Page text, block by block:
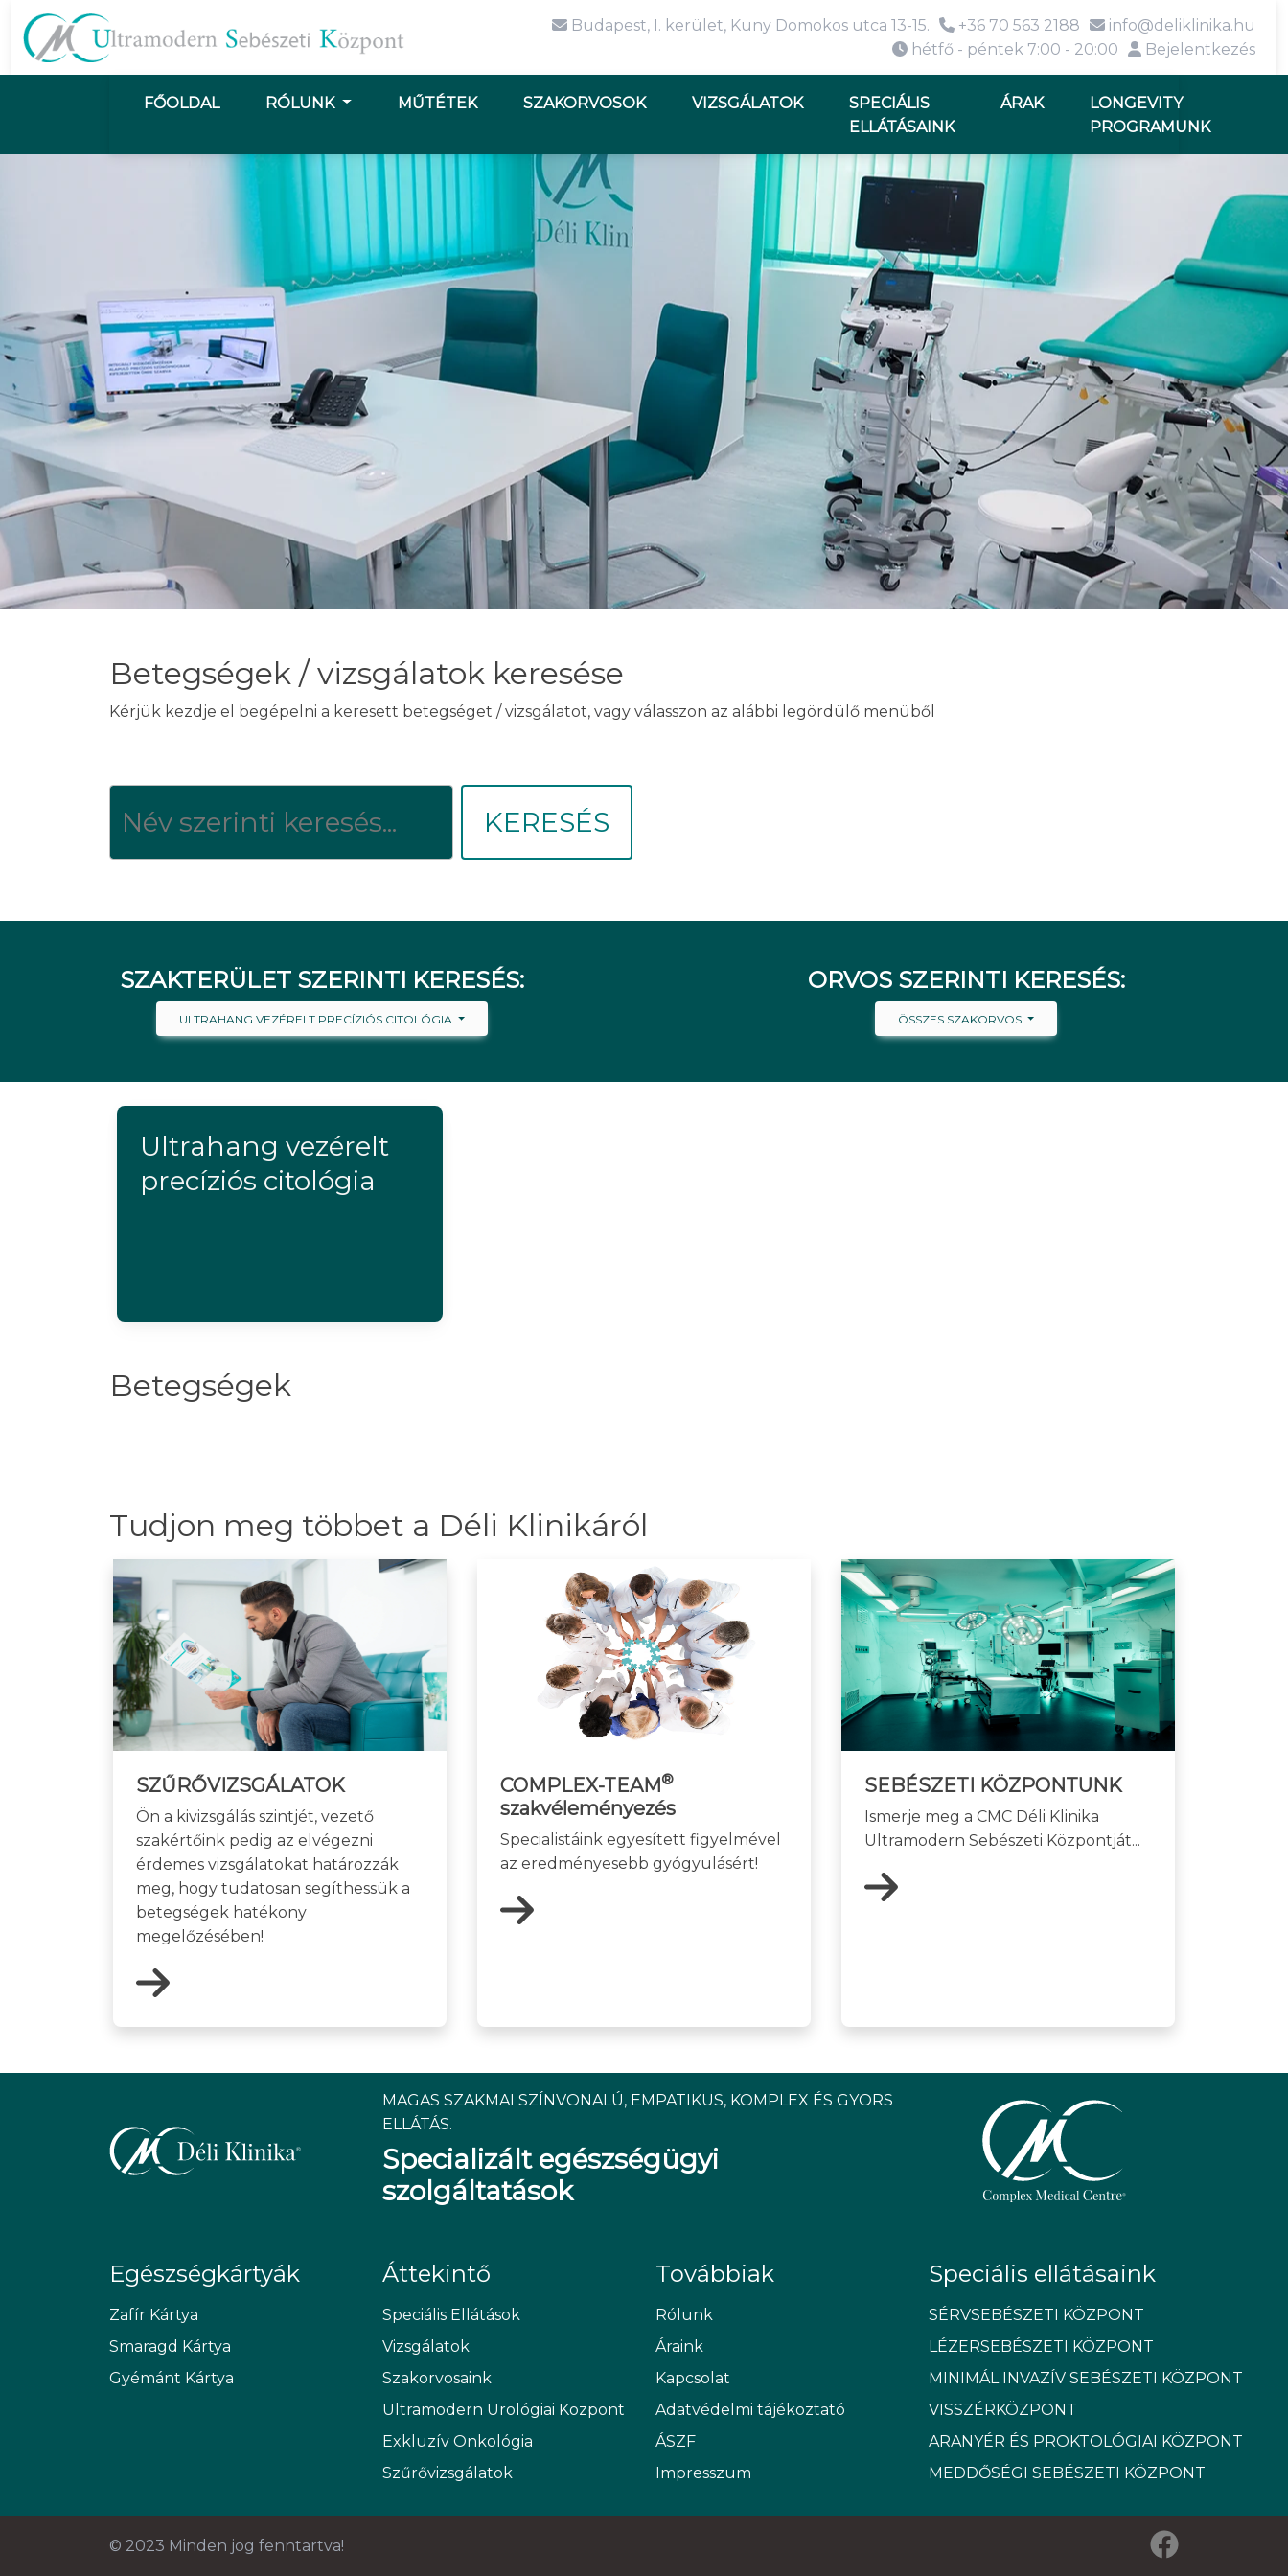
Budapest, I. kerület, Kuny Domokos utca 13-15. +36 70 563 2188
info@deliklinika.hu
hétfő - péntek 7:00 - 20:00
Bejelentkezés
FŐOLDAL RÓLUNK MŰTÉTEK SZAKORVOSOK VIZSGÁLATOK
SPECIÁLIS
ELLÁTÁSAINK
ÁRAK
LONGEVITY
PROGRAMUNK
Betegségek / vizsgálatok keresése
Kérjük kezdje el begépelni a keresett betegséget / vizsgálatot, vagy válasszon az alábbi legördülő menüből
KERESÉS
SZAKTERÜLET SZERINTI KERESÉS:
ULTRAHANG VEZÉRELT PRECÍZIÓS CITOLÓGIA
ORVOS SZERINTI KERESÉS:
ÖSSZES SZAKORVOS
Ultrahang vezérelt
precíziós citológia
Betegségek
Tudjon meg többet a Déli Klinikáról
SZŰRŐVIZSGÁLATOK
Ön a kivizsgálás szintjét, vezető
szakértőink pedig az elvégezni
érdemes vizsgálatokat határozzák
meg, hogy tudatosan segíthessük a
betegségek hatékony
megelőzésében!
COMPLEX-TEAM®
szakvéleményezés
Specialistáink egyesített figyelmével
az eredményesebb gyógyulásért!
SEBÉSZETI KÖZPONTUNK
Ismerje meg a CMC Déli Klinika
Ultramodern Sebészeti Központját...
MAGAS SZAKMAI SZÍNVONALÚ, EMPATIKUS, KOMPLEX ÉS GYORS
ELLÁTÁS.
Specializált egészségügyi
szolgáltatások
Egészségkártyák
Zafír Kártya
Smaragd Kártya
Gyémánt Kártya
Áttekintő
Speciális Ellátások
Vizsgálatok
Szakorvosaink
Ultramodern Urológiai Központ
Exkluzív Onkológia
Szűrővizsgálatok
Továbbiak
Rólunk
Áraink
Kapcsolat
Adatvédelmi tájékoztató
ÁSZF
Impresszum
Speciális ellátásaink
SÉRVSEBÉSZETI KÖZPONT
LÉZERSEBÉSZETI KÖZPONT
MINIMÁL INVAZÍV SEBÉSZETI KÖZPONT
VISSZÉRKÖZPONT
ARANYÉR ÉS PROKTOLÓGIAI KÖZPONT
MEDDŐSÉGI SEBÉSZETI KÖZPONT
© 2023 Minden jog fenntartva!